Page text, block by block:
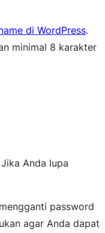
di WordPress.
minimal 8 karakter
Anda lupa
password
agar Anda dapat